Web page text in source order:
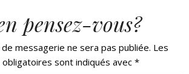
pensez-vous?
messagerie ne sera pas publiée. Les
obligatoires sont indiqués avec *